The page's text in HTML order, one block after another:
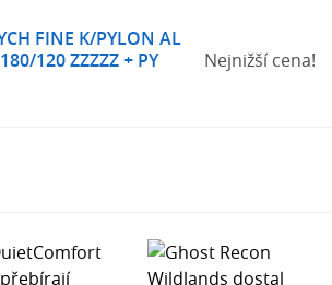
FINE K/PYLON AL
120 ZZZZZ + PY
Nejnižší cena!